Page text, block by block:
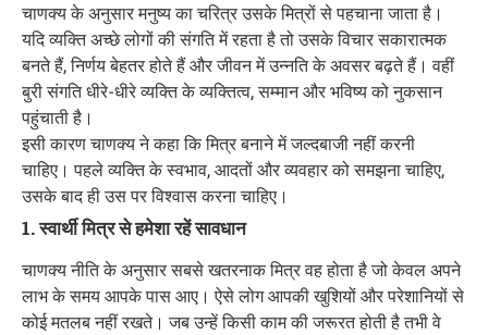
चाणक्य के अनुसार मनुष्य का चरित्र उसके मित्रों से पहचाना जाता है।
यदि व्यक्ति अच्छे लोगों की संगति में रहता है तो उसके विचार सकारात्मक
बनते हैं, निर्णय बेहतर होते हैं और जीवन में उन्नति के अवसर बढ़ते हैं। वहीं
बुरी संगति धीरे-धीरे व्यक्ति के व्यक्तित्व, सम्मान और भविष्य को नुकसान
पहुंचाती है।
इसी कारण चाणक्य ने कहा कि मित्र बनाने में जल्दबाजी नहीं करनी
चाहिए। पहले व्यक्ति के स्वभाव, आदतों और व्यवहार को समझना चाहिए,
उसके बाद ही उस पर विश्वास करना चाहिए।
1. स्वार्थी मित्र से हमेशा रहें सावधान
चाणक्य नीति के अनुसार सबसे खतरनाक मित्र वह होता है जो केवल अपने
लाभ के समय आपके पास आए। ऐसे लोग आपकी खुशियों और परेशानियों से
कोई मतलब नहीं रखते। जब उन्हें किसी काम की जरूरत होती है तभी वे